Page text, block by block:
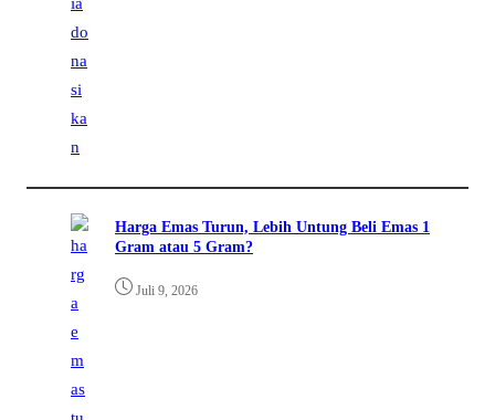
Harga Emas Turun, Lebih Untung Beli Emas 1
Gram atau 5 Gram?
Juli 9, 2026